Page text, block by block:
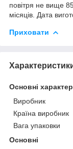
повітря не вище
місяців. Дата
Приховати
Основні
Виробник
Країна виробник
Вага упаковки
Основні